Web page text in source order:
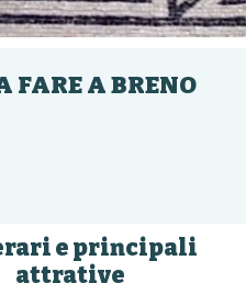
FARE A BRENO
e principali
attrative